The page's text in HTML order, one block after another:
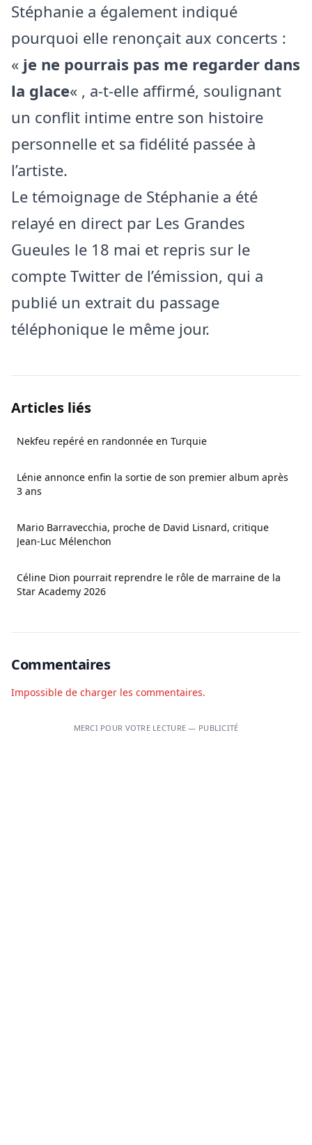
Stéphanie a également indiqué
pourquoi elle renonçait aux concerts :
« je ne pourrais pas me regarder dans
la glace« , a-t-elle affirmé, soulignant
un conflit intime entre son histoire
personnelle et sa fidélité passée à
l’artiste.
Le témoignage de Stéphanie a été
relayé en direct par Les Grandes
Gueules le 18 mai et repris sur le
compte Twitter de l’émission, qui a
publié un extrait du passage
téléphonique le même jour.
Articles liés
Nekfeu repéré en randonnée en Turquie
Lénie annonce enfin la sortie de son premier album après
3 ans
Mario Barravecchia, proche de David Lisnard, critique
Jean‑Luc Mélenchon
Céline Dion pourrait reprendre le rôle de marraine de la
Star Academy 2026
Commentaires
Impossible de charger les commentaires.
MERCI POUR VOTRE LECTURE — PUBLICITÉ